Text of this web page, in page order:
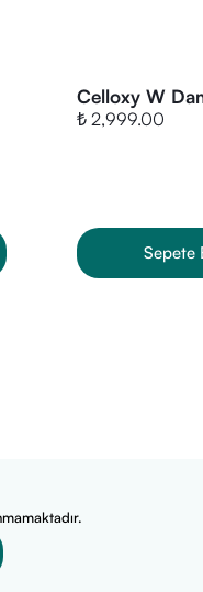
Celloxy W
₺ 2,999.00
Sepete